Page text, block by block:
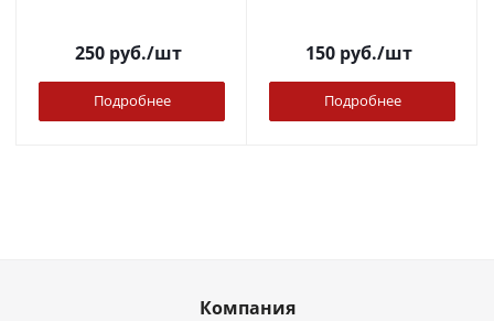
250руб./шт
Подробнее
150руб./шт
Подробнее
Компания